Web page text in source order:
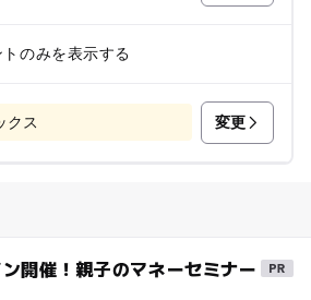
のみを表示する
クス 変更
開催！親子のマネーセミナー